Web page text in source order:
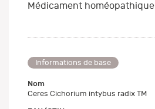
Médicament homéopathique
Informations de base
Nom
Ceres Cichorium intybus radix TM